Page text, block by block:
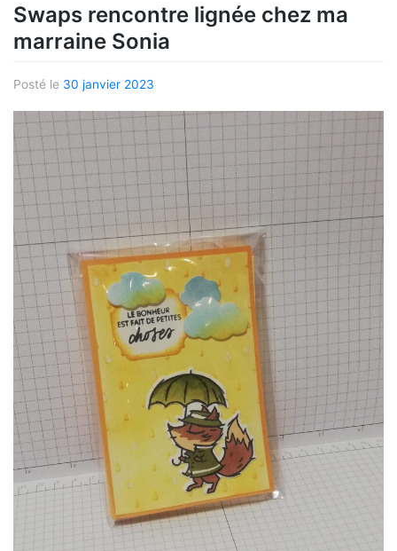
Swaps rencontre lignée chez ma
marraine Sonia
Posté le 30 janvier 2023